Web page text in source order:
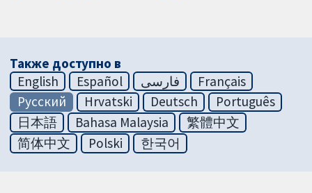
Также доступно в
English
Español فارسی
Français
Русский
Hrvatski Deutsch
Português
日本語
Bahasa Malaysia
繁體中文
简体中文
Polski 한국어